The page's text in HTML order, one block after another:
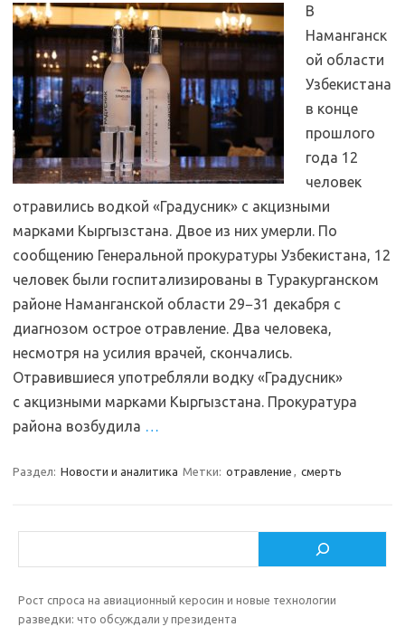
В
Наманганск
ой области
Узбекистана
в конце
прошлого
года 12
человек
отравились водкой «Градусник» с акцизными
марками Кыргызстана. Двое из них умерли. По
сообщению Генеральной прокуратуры Узбекистана, 12
человек были госпитализированы в Туракурганском
районе Наманганской области 29−31 декабря с
диагнозом острое отравление. Два человека,
несмотря на усилия врачей, скончались.
Отравившиеся употребляли водку «Градусник»
с акцизными марками Кыргызстана. Прокуратура
района возбудила …
Раздел: Новости и аналитика Метки: отравление , смерть
Рост спроса на авиационный керосин и новые технологии
разведки: что обсуждали у президента